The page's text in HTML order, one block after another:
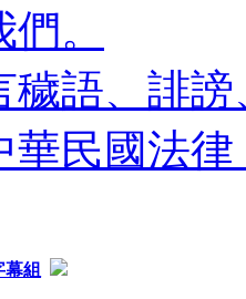
。
穢語、誹
華民國法
組